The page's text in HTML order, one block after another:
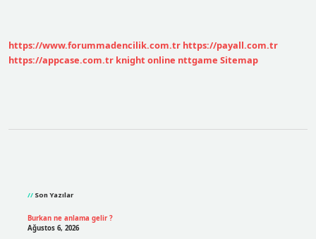
https://www.forummadencilik.com.tr https://payall.com.tr
https://appcase.com.tr knight online nttgame Sitemap
Son Yazılar
Burkan ne anlama gelir ?
Ağustos 6, 2026